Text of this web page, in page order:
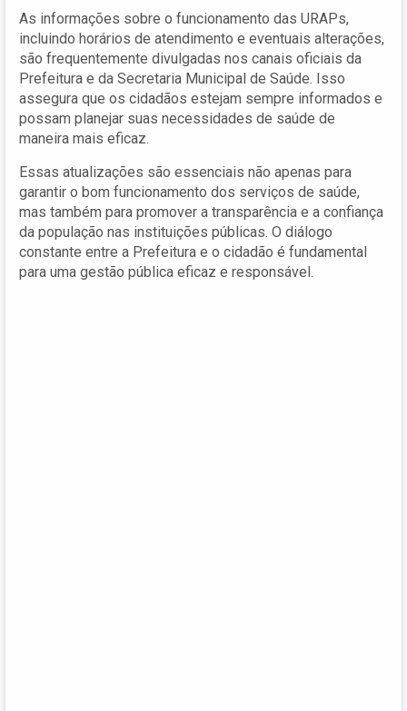
As informações sobre o funcionamento das URAPs,
incluindo horários de atendimento e eventuais alterações,
são frequentemente divulgadas nos canais oficiais da
Prefeitura e da Secretaria Municipal de Saúde. Isso
assegura que os cidadãos estejam sempre informados e
possam planejar suas necessidades de saúde de
maneira mais eficaz.
Essas atualizações são essenciais não apenas para
garantir o bom funcionamento dos serviços de saúde,
mas também para promover a transparência e a confiança
da população nas instituições públicas. O diálogo
constante entre a Prefeitura e o cidadão é fundamental
para uma gestão pública eficaz e responsável.